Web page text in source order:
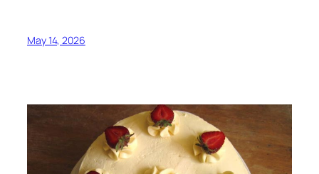
May 14, 2026